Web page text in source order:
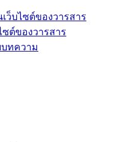
ว็บไซต์ของวารสาร
ต์ของวารสาร
ทความ